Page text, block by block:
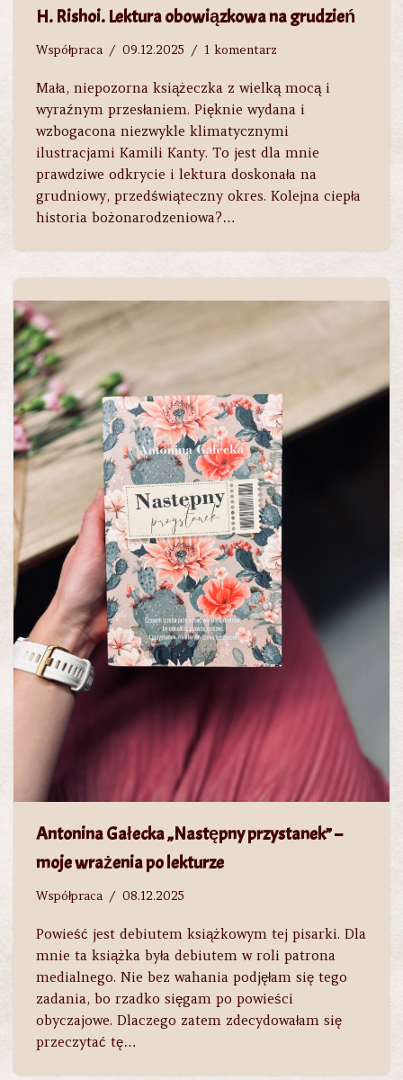
H. Rishoi. Lektura obowiązkowa na grudzień
Współpraca 09.12.2025 1 komentarz
Mała, niepozorna książeczka z wielką mocą i
wyraźnym przesłaniem. Pięknie wydana i
wzbogacona niezwykle klimatycznymi
ilustracjami Kamili Kanty. To jest dla mnie
prawdziwe odkrycie i lektura doskonała na
grudniowy, przedświąteczny okres. Kolejna ciepła
historia bożonarodzeniowa?…
Antonina Gałecka „Następny przystanek” –
moje wrażenia po lekturze
Współpraca 08.12.2025
Powieść jest debiutem książkowym tej pisarki. Dla
mnie ta książka była debiutem w roli patrona
medialnego. Nie bez wahania podjęłam się tego
zadania, bo rzadko sięgam po powieści
obyczajowe. Dlaczego zatem zdecydowałam się
przeczytać tę…